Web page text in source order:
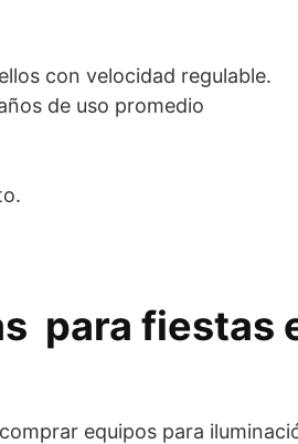
con velocidad regulable.
de uso promedio
para fiestas
equipos para